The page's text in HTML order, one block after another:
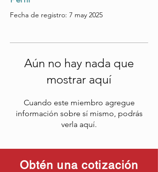
Fecha de registro: 7 may 2025
Aún no hay nada que
mostrar aquí
Cuando este miembro agregue
información sobre sí mismo, podrás
verla aquí.
Obtén una cotización